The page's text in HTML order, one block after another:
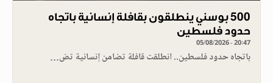
500 بوسني ينطلقون بقافلة إنسانية باتجاه
حدود فلسطين
05/08/2026 - 20:47
باتجاه حدود فلسطين.. انطلقت قافلة تضامن إنسانية تض…